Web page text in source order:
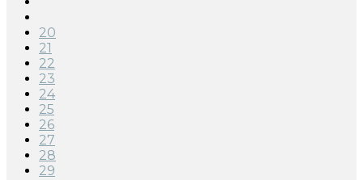
20
21
22
23
24
25
26
27
28
29